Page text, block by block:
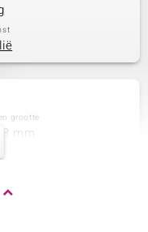
grootte
mm